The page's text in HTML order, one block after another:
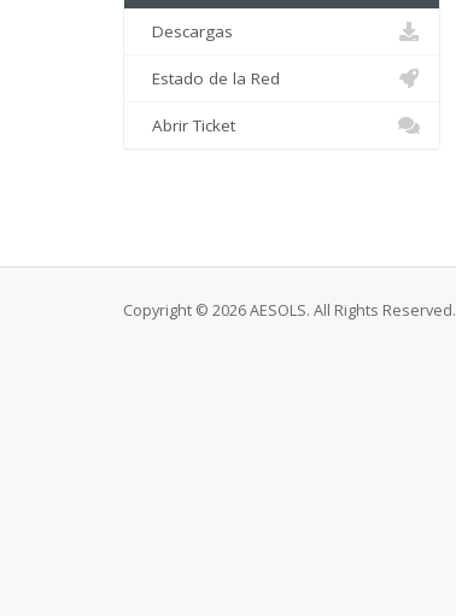
Descargas
Estado de la Red
Abrir Ticket
Copyright © 2026 AESOLS. All Rights Reserved.